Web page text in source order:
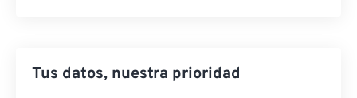
Tus datos, nuestra prioridad